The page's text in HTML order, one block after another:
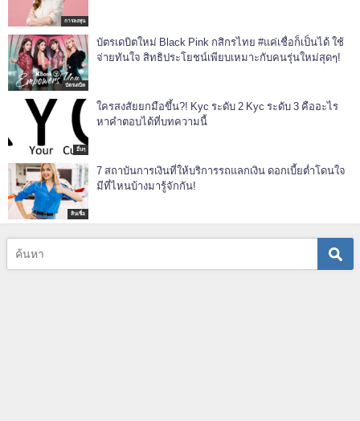
การลงทุน
บัตรเดบิต
บัตรเดบิตใหม่ Black Pink กสิกรไทย #แค่เชื่อก็เป็นได้ ใช้
จ่ายทันใจ สิทธิประโยชน์เพียบเหมาะกับคนรุ่นใหม่สุดๆ!
อื่นๆ
ใครสงสัยยกมือขึ้น?! Kyc ระดับ 2 Kyc ระดับ 3 คืออะไร
หาคำตอบได้ที่บทความนี้
สินเชื่อ
7 สถาบันการเงินที่ให้บริการรถแลกเงิน ดอกเบี้ยต่ำโดนใจ
มีที่ไหนบ้างมารู้จักกัน!